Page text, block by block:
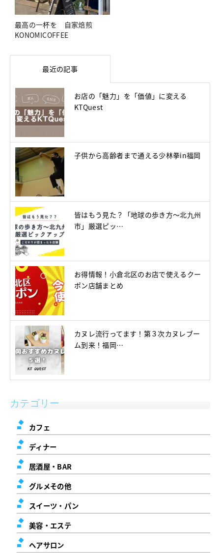
最高の一杯を 自家焙煎
KONOMICOFFEE
最近の記事
お店の「魅力」を「価値」に変える
KTQuest
子供から高齢者まで通える少林拳in福岡
皆はもう見た？「地球の歩き方～北九州
市」厳選ピッ…
お得情報！小倉北区のお店で使えるクー
ポン店舗まとめ
カヌレ流行ってます！第３次カヌレブー
ム到来！福岡…
カテゴリー
カフェ
ディナー
居酒屋・BAR
グルメその他
スイーツ・パン
美容・エステ
ヘアサロン